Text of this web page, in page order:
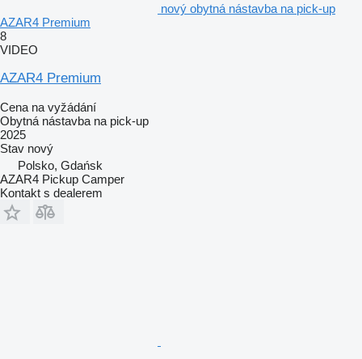
nový obytná nástavba na pick-up
AZAR4 Premium
8
VIDEO
AZAR4 Premium
Cena na vyžádání
Obytná nástavba na pick-up
2025
Stav nový
Polsko, Gdańsk
AZAR4 Pickup Camper
Kontakt s dealerem